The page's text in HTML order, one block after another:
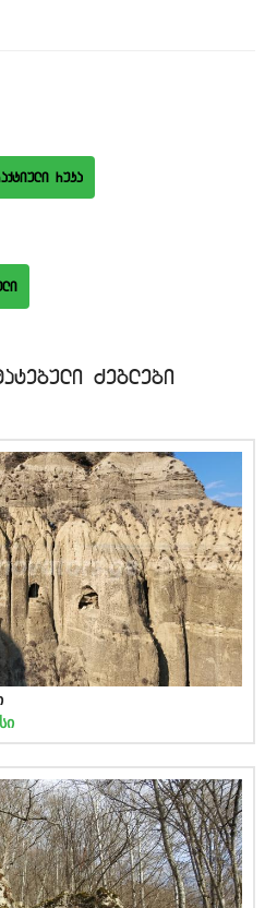
ruka
Zeglebi